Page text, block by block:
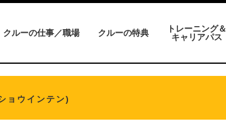
クルーの仕事／職場 クルーの特典
トレーニング＆
キャリアパス
ョウインテン)